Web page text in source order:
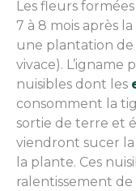
Les fleurs
7 à 8 mois après
une plantation de
vivace).
nuisibles dont les
consomment la
sortie de terre et
viendront sucer
la plante. Ces
ralentissement de